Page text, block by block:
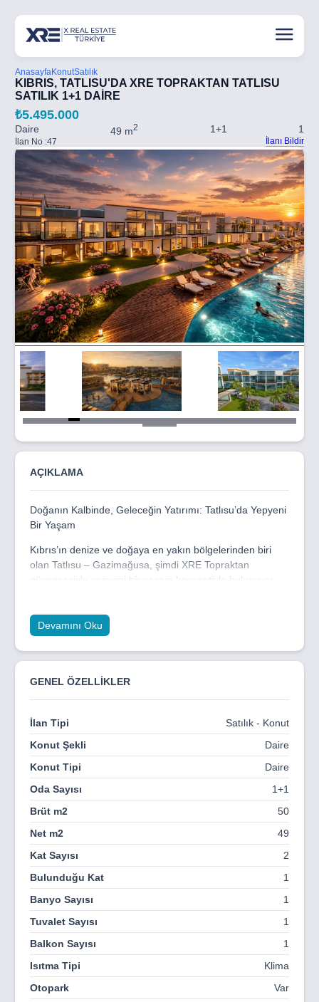
AnasayfaKonutSatılık
KIBRIS, TATLISU'DA XRE TOPRAKTAN TATLISU
SATILIK 1+1 DAİRE
₺5.495.000
Daire 49 m2 1+1 1
İlan No :47 İlanı Bildir
5
of
AÇIKLAMA
Doğanın Kalbinde, Geleceğin Yatırımı: Tatlısu’da Yepyeni
Bir Yaşam
Kıbrıs’ın denize ve doğaya en yakın bölgelerinden biri
olan Tatlısu – Gazimağusa, şimdi XRE Topraktan
güvencesiyle yepyeni bir yaşam konseptiyle buluşuyor.
dairesi, net 50 m² kullanımı ve yatay mimarisiyle modern,
ferah ve estetik bir şehir yaşamı sunuyor.
Hayalini kurduğunuz yaşam alanını, doğayla uyumlu
mimarisi ve çağdaş tasarımıyla gerçeğe dönüştüren bu
LOKASYON AVANTAJI
• Tatlısu sahiline ve doğa yürüyüş alanlarına yakın
• Gazimağusa merkezine kısa sürüş mesafesinde
• Üniversitelere, sağlık kurumlarına ve havaalanına kolay
• Hızla gelişen bir bölgede yer alma avantajı
• Doğal ve sakin bir yaşamla şehir konforunu bir araya
getiriyor
YAŞAM & YATIRIM FIRSATLARI
• Modern yatay mimari ile estetik ve ferah yaşam alanları
• Cazip fiyat avantajı ve esnek ödeme seçenekleri
• Yüksek kira getirisi potansiyeli
Devamını Oku
GENEL ÖZELLİKLER
İlan Tipi
Satılık - Konut
Konut Şekli
Daire
Konut Tipi
Daire
Oda Sayısı
1+1
Brüt m2
50
Net m2
49
Kat Sayısı
2
Bulunduğu Kat
1
Banyo Sayısı
1
Tuvalet Sayısı
1
Balkon Sayısı
1
Isıtma Tipi
Klima
Otopark
Var